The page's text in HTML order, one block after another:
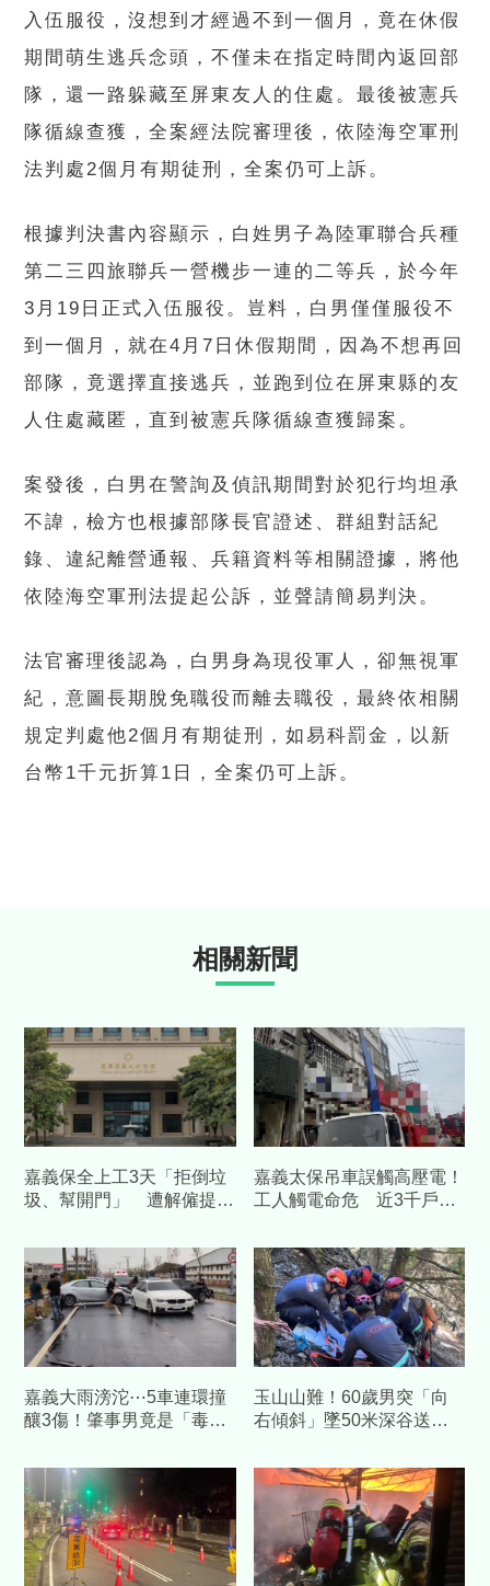
入伍服役，沒想到才經過不到一個月，竟在休假
期間萌生逃兵念頭，不僅未在指定時間內返回部
隊，還一路躲藏至屏東友人的住處。最後被憲兵
隊循線查獲，全案經法院審理後，依陸海空軍刑
法判處2個月有期徒刑，全案仍可上訴。
根據判決書內容顯示，白姓男子為陸軍聯合兵種
第二三四旅聯兵一營機步一連的二等兵，於今年
3月19日正式入伍服役。豈料，白男僅僅服役不
到一個月，就在4月7日休假期間，因為不想再回
部隊，竟選擇直接逃兵，並跑到位在屏東縣的友
人住處藏匿，直到被憲兵隊循線查獲歸案。
案發後，白男在警詢及偵訊期間對於犯行均坦承
不諱，檢方也根據部隊長官證述、群組對話紀
錄、違紀離營通報、兵籍資料等相關證據，將他
依陸海空軍刑法提起公訴，並聲請簡易判決。
法官審理後認為，白男身為現役軍人，卻無視軍
紀，意圖長期脫免職役而離去職役，最終依相關
規定判處他2個月有期徒刑，如易科罰金，以新
台幣1千元折算1日，全案仍可上訴。
相關新聞
嘉義保全上工3天「拒倒垃
圾、幫開門」 遭解僱提告
嘉義太保吊車誤觸高壓電！
工人觸電命危 近3千戶大
嘉義大雨滂沱⋯5車連環撞
釀3傷！肇事男竟是「毒
玉山山難！60歲男突「向
右傾斜」墜50米深谷送醫